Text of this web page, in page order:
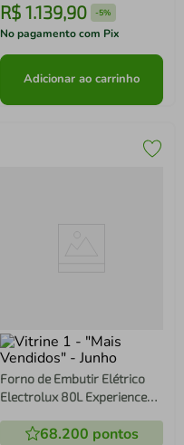
R$ 1.139,90 -5%
No pagamento com Pix
Adicionar ao carrinho
Forno de Embutir Elétrico
Electrolux 80L Experience
Painel Touch (OE8EA)
68.200 pontos